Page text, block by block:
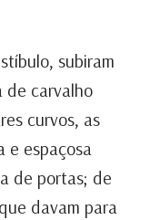
subiram
de carvalho
curvos, as
e espaçosa
de portas; de
davam para